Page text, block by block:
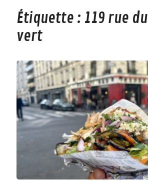
Étiquette : 119 rue
vert